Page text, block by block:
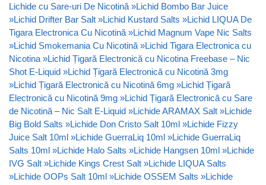
Lichide cu Sare-uri De Nicotină »Lichid Bombo Bar Juice
»Lichid Drifter Bar Salt »Lichid Kustard Salts »Lichid LIQUA De
Tigara Electronica Cu Nicotină »Lichid Magnum Vape Nic Salts
»Lichid Smokemania Cu Nicotină »Lichid Tigara Electronica cu
Nicotina »Lichid Țigară Electronică cu Nicotina Freebase – Nic
Shot E-Liquid »Lichid Țigară Electronică cu Nicotină 3mg
»Lichid Țigară Electronică cu Nicotină 6mg »Lichid Țigară
Electronică cu Nicotină 9mg »Lichid Țigară Electronică cu Sare
de Nicotină – Nic Salt E-Liquid »Lichide ARAMAX Salt »Lichide
Big Bold Salts »Lichide Don Cristo Salt 10ml »Lichide Fizzy
Juice Salt 10ml »Lichide GuerraLiq 10ml »Lichide GuerraLiq
Salts 10ml »Lichide Halo Salts »Lichide Hangsen 10ml »Lichide
IVG Salt »Lichide Kings Crest Salt »Lichide LIQUA Salts
»Lichide OOPs Salt 10ml »Lichide OSSEM Salts »Lichide